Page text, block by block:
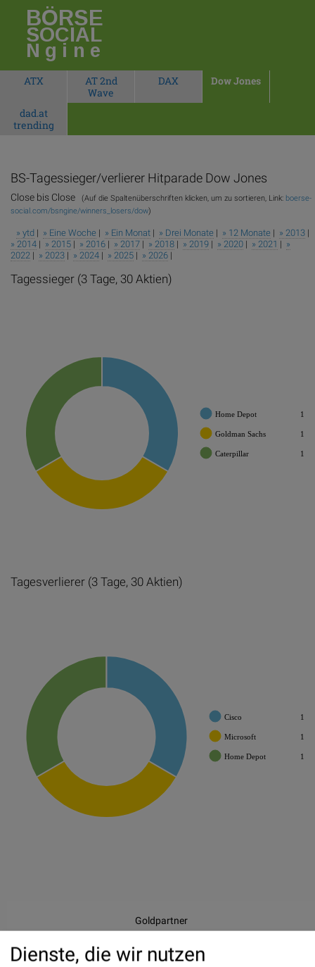
BÖRSE
SOCIAL
Ngine
ATX
AT 2nd
Wave
DAX Dow Jones
dad.at
trending
BS-Tagessieger/verlierer Hitparade Dow Jones
Close bis Close (Auf die Spaltenüberschriften klicken, um zu sortieren, Link: boerse-
social.com/bsngine/winners_losers/dow)
» ytd | » Eine Woche | » Ein Monat | » Drei Monate | » 12 Monate | » 2013 |
» 2014 | » 2015 | » 2016 | » 2017 | » 2018 | » 2019 | » 2020 | » 2021 | »
2022 | » 2023 | » 2024 | » 2025 | » 2026 |
Tagessieger (3 Tage, 30 Aktien)
Home Depot 1
Goldman Sachs 1
Caterpillar 1
Tagesverlierer (3 Tage, 30 Aktien)
Cisco 1
Microsoft 1
Home Depot 1
Goldpartner
Dienste, die wir nutzen